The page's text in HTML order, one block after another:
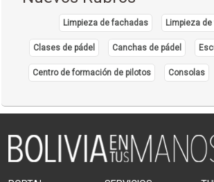
Limpieza de fachadas Limpieza
Clases de pádel Canchas de pádel
Centro de formación de pilotos Consolas